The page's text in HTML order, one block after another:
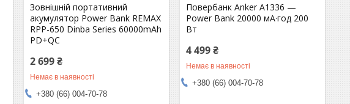
Зовнішній портативний
акумулятор Power Bank REMAX
RPP-650 Dinba Series 60000mAh
PD+QC
2 699 ₴
Немає в наявності
+380 (66) 004-70-78
Повербанк Anker A1336 —
Power Bank 20000 мА·год 200
Вт
4 499 ₴
Немає в наявності
+380 (66) 004-70-78